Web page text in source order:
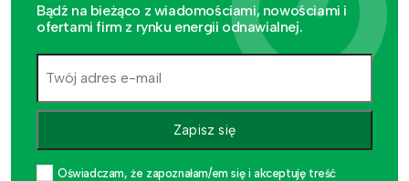
Bądź na bieżąco z wiadomościami, nowościami i
ofertami firm z rynku energii odnawialnej.
Zapisz się
Oświadczam, że zapoznałam/em się i akceptuję treść